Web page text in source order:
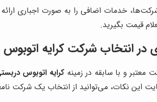
خدمات اضافی را به صورت اجباری
قیمت بگیرید.
در انتخاب شرکت کرایه اتوبوس
و با سابقه در زمینه کرایه اتوبوس
این نکات، می‌توانید از انتخاب یک شرکت